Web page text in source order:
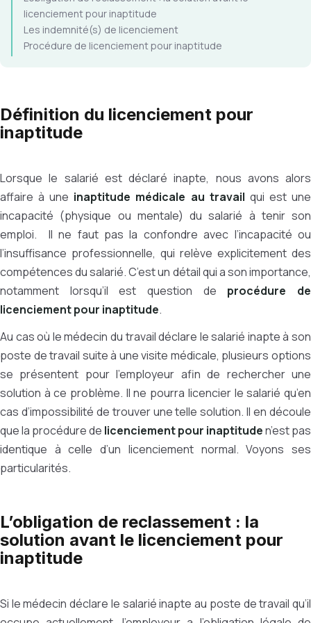
licenciement pour inaptitude
Les indemnité(s) de licenciement
Procédure de licenciement pour inaptitude
Définition du licenciement pour
inaptitude
Lorsque le salarié est déclaré inapte, nous avons alors
affaire à une inaptitude médicale au travail qui est une
incapacité (physique ou mentale) du salarié à tenir son
emploi. Il ne faut pas la confondre avec l’incapacité ou
l’insuffisance professionnelle, qui relève explicitement des
compétences du salarié. C’est un détail qui a son importance,
notamment lorsqu’il est question de procédure de
licenciement pour inaptitude.
Au cas où le médecin du travail déclare le salarié inapte à son
poste de travail suite à une visite médicale, plusieurs options
se présentent pour l’employeur afin de rechercher une
solution à ce problème. Il ne pourra licencier le salarié qu’en
cas d’impossibilité de trouver une telle solution. Il en découle
que la procédure de licenciement pour inaptituden’est pas
identique à celle d’un licenciement normal. Voyons ses
particularités.
L’obligation de reclassement : la
solution avant le licenciement pour
inaptitude
Si le médecin déclare le salarié inapte au poste de travail qu’il